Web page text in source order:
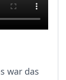
war das